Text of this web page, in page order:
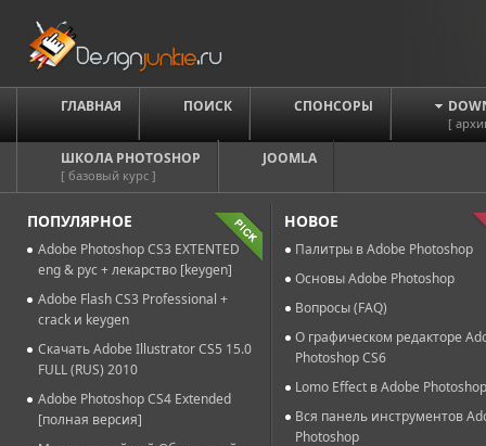
ГЛАВНАЯ ПОИСК СПОНСОРЫ
[
ШКОЛА PHOTOSHOP
[ базовый курс ]
JOOMLA
ПОПУЛЯРНОЕ
Adobe Photoshop CS3 EXTENTED
eng & рус + лекарство [keygen]
Adobe Flash CS3 Professional +
crack и keygen
Скачать Adobe Illustrator CS5 15.0
FULL (RUS) 2010
Adobe Photoshop CS4 Extended
[полная версия]
НОВОЕ
Палитры в Adobe Photoshop
Основы Adobe Photoshop
Вопросы (FAQ)
О графическом редакторе
Photoshop CS6
Lomo Effect в Adobe
Вся панель инструментов
Photoshop